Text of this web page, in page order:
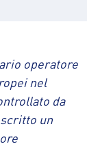
operatore
nel
da
un